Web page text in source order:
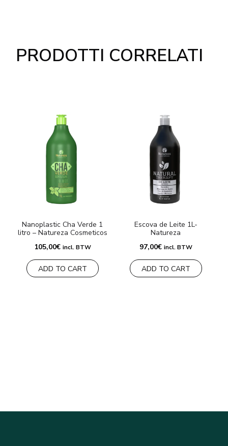
PRODOTTI CORRELATI
Nanoplastic Cha Verde 1
litro – Natureza Cosmeticos
105,00€ incl. BTW
ADD TO CART
Escova de Leite 1L-
Natureza
97,00€ incl. BTW
ADD TO CART